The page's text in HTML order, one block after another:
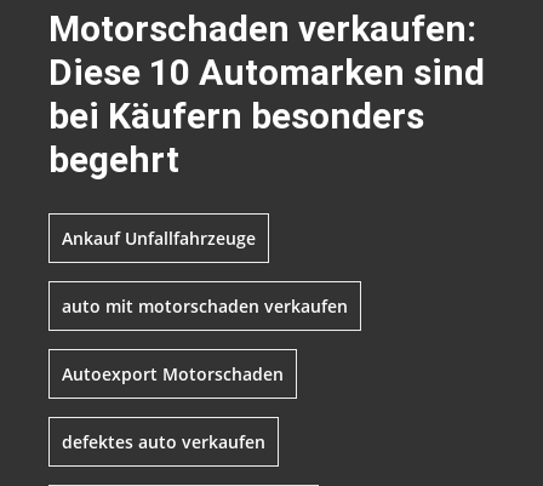
Motorschaden verkaufen:
Diese 10 Automarken sind
bei Käufern besonders
begehrt
Ankauf Unfallfahrzeuge
auto mit motorschaden verkaufen
Autoexport Motorschaden
defektes auto verkaufen